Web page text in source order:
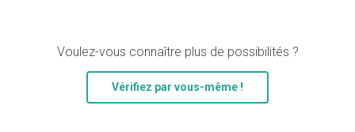
Voulez-vous connaître plus de possibilités ?
Vérifiez par vous-même !